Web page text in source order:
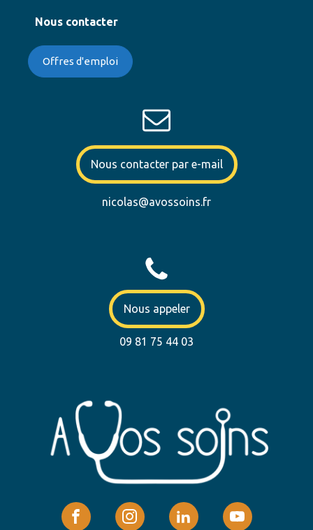
Nous contacter
Offres d'emploi
Nous contacter par e-mail
nicolas@avossoins.fr
Nous appeler
09 81 75 44 03